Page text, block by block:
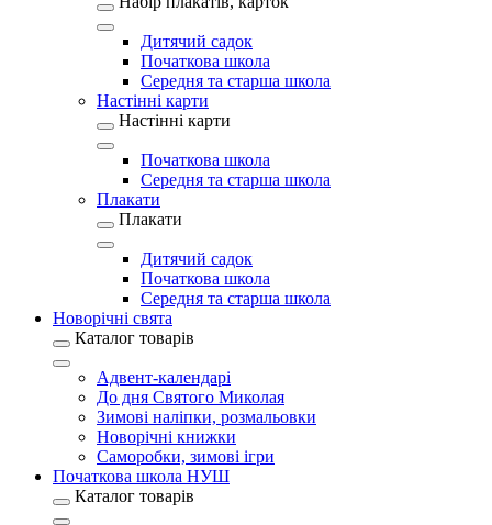
Дитячий садок
Початкова школа
Середня та старша школа
Настінні карти
Настінні карти
Початкова школа
Середня та старша школа
Плакати
Плакати
Дитячий садок
Початкова школа
Середня та старша школа
Новорічні свята
Каталог товарів
Адвент-календарі
До дня Святого Миколая
Зимові наліпки, розмальовки
Новорічні книжки
Саморобки, зимові ігри
Початкова школа НУШ
Каталог товарів